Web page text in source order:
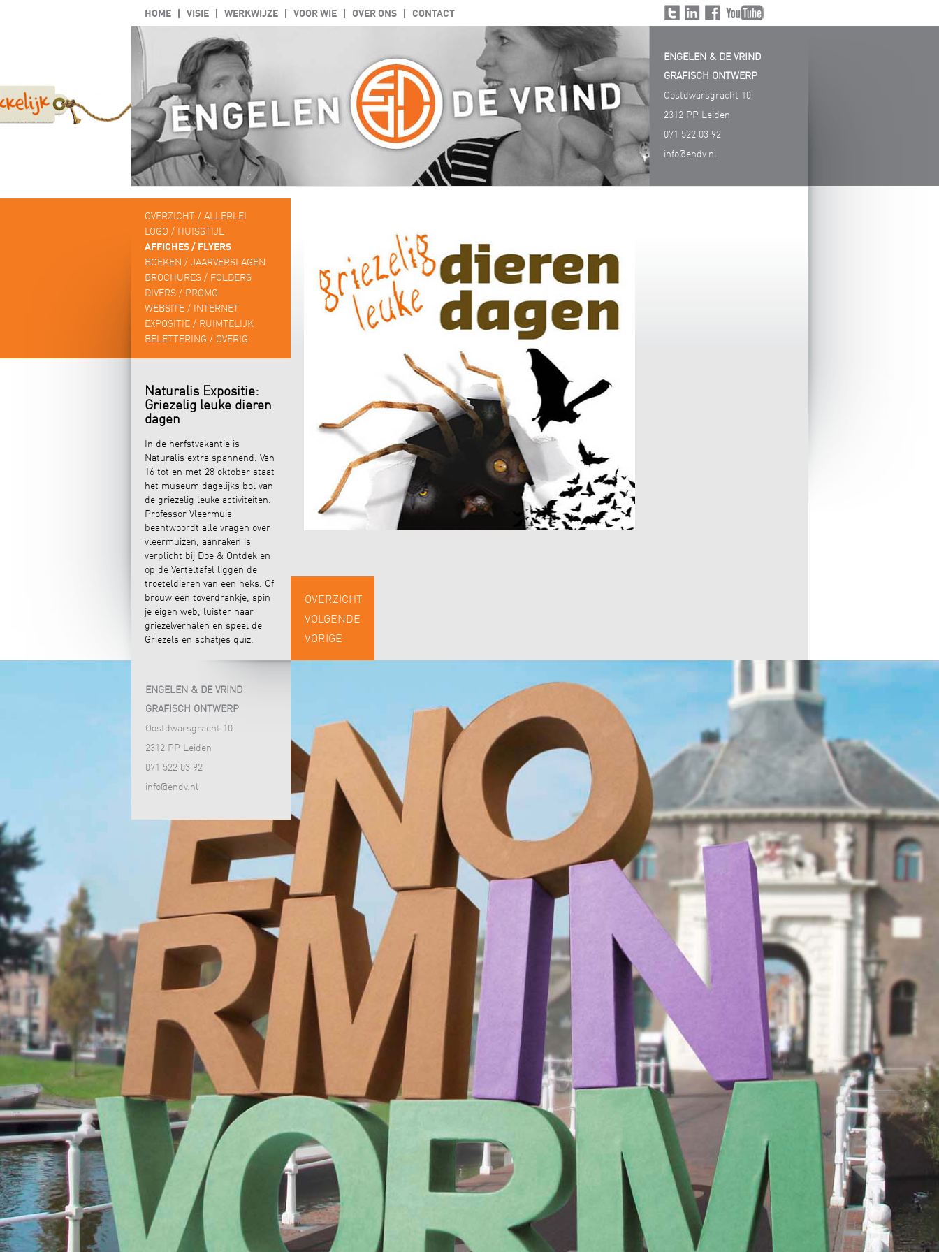
HOME VISIE WERKWIJZE VOOR WIE OVER ONS
CONTACT
op
Twitter
op
LinkedIn
op
Facebook
Youtube
ENGELEN & DE VRIND
GRAFISCH ONTWERP
Oostdwarsgracht 10
2312 PP Leiden
071 522 03 92
info@endv.nl
OVERZICHT / ALLERLEI
LOGO / HUISSTIJL
AFFICHES / FLYERS
BOEKEN / JAARVERSLAGEN
BROCHURES / FOLDERS
DIVERS / PROMO
WEBSITE / INTERNET
EXPOSITIE / RUIMTELIJK
BELETTERING / OVERIG
Naturalis Expositie:
Griezelig leuke dieren
dagen
In de herfstvakantie is
Naturalis extra spannend. Van
16 tot en met 28 oktober staat
het museum dagelijks bol van
de griezelig leuke activiteiten.
Professor Vleermuis
beantwoordt alle vragen over
vleermuizen, aanraken is
verplicht bij Doe & Ontdek en
op de Verteltafel liggen de
troeteldieren van een heks. Of
brouw een toverdrankje, spin
je eigen web, luister naar
griezelverhalen en speel de
Griezels en schatjes quiz.
OVERZICHT
VOLGENDE
VORIGE
ENGELEN & DE VRIND
GRAFISCH ONTWERP
Oostdwarsgracht 10
2312 PP Leiden
071 522 03 92
info@endv.nl